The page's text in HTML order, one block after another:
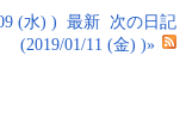
(水) ) 最新 次の日記
(2019/01/11 (金) )»